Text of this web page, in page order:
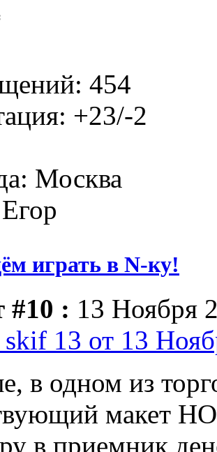
454
+23/-2
Москва
играть в N-ку!
#10 : 13 Ноября
skif 13 от 13
в одном из
макет
в приемник